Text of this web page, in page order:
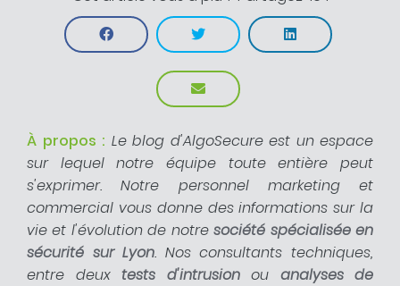
À propos : Le blog d'AlgoSecure est un espace
sur lequel notre équipe toute entière peut
s'exprimer. Notre personnel marketing et
commercial vous donne des informations sur la
vie et l'évolution de notresociété spécialisée en
sécurité sur Lyon. Nos consultants techniques,
entre deux tests d'intrusionou analyses de